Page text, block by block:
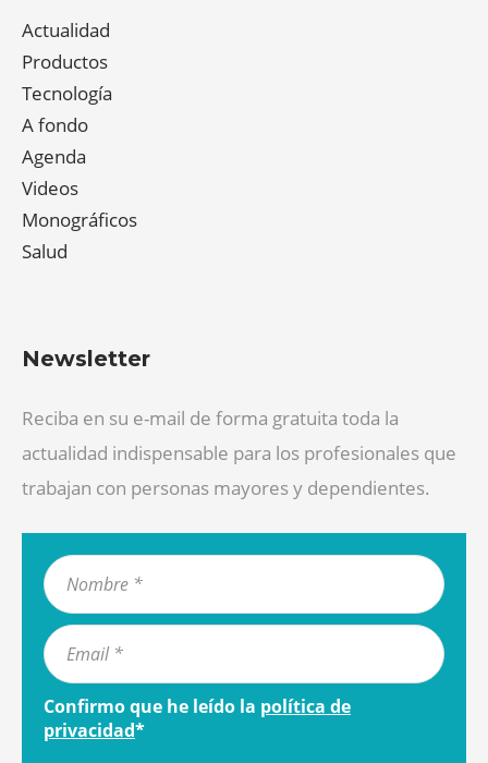
Actualidad
Productos
Tecnología
A fondo
Agenda
Videos
Monográficos
Salud
Newsletter
Reciba en su e-mail de forma gratuita toda la
actualidad indispensable para los profesionales que
trabajan con personas mayores y dependientes.
Confirmo que he leído la política de
privacidad*